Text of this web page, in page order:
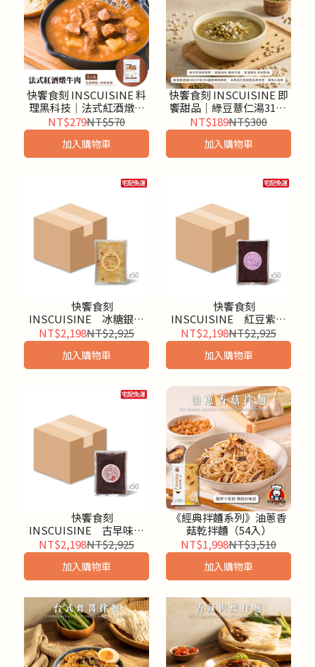
快饗食刻 INSCUISINE 料
理黑科技│法式紅酒燉牛
肉3入組
NT$279NT$570
加入購物車
快饗食刻 INSCUISINE 即
饗甜品│綠豆薏仁湯310g
4入組
NT$189NT$300
加入購物車
快饗食刻
INSCUISINE 冰糖銀耳
露(45入/箱)
NT$2,198NT$2,925
加入購物車
快饗食刻
INSCUISINE 紅豆紫米
粥(45入/箱)
NT$2,198NT$2,925
加入購物車
快饗食刻
INSCUISINE 古早味紅
豆湯(45入/箱)
NT$2,198NT$2,925
加入購物車
《經典拌麵系列》油蔥香
菇乾拌麵（54入）
NT$1,998NT$3,510
加入購物車